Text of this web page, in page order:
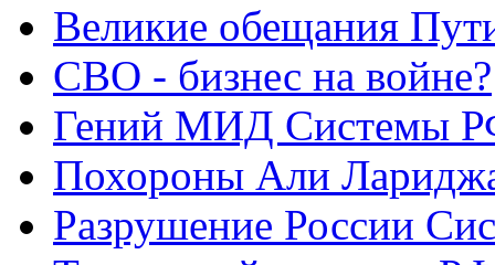
Великие обещания
СВО - бизнес на войне?
Гений МИД Системы
Похороны Али
Разрушение России